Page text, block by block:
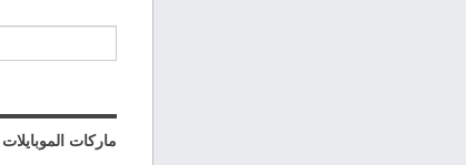
ماركات الموبايلات